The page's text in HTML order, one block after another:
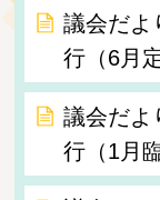
議会だ
行（6月
議会だ
行（1月